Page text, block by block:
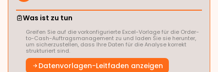
Was ist zu tun
Greifen Sie auf die vorkonfigurierte Excel-Vorlage für die Order-
to-Cash-Auftragsmanagement zu und laden Sie sie herunter,
um sicherzustellen, dass Ihre Daten für die Analyse korrekt
strukturiert sind.
Datenvorlagen-Leitfaden anzeigen